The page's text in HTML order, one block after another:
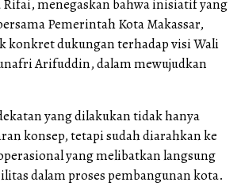
menegaskan bahwa inisiatif yang
Pemerintah Kota Makassar,
konkret dukungan terhadap visi Wali
Arifuddin, dalam mewujudkan
yang dilakukan tidak hanya
konsep, tetapi sudah diarahkan ke
yang melibatkan langsung
dalam proses pembangunan kota.